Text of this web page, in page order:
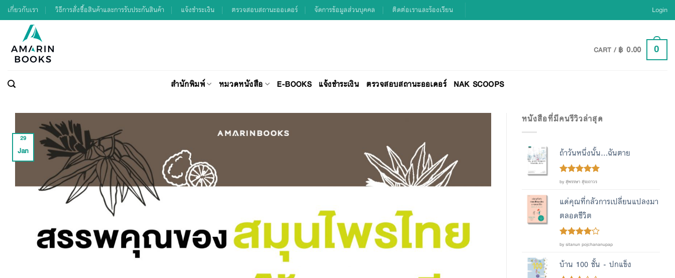
Skip
to
เกี่ยวกับเรา วิธีการสั่งซื้อสินค้าและการรับประกันสินค้า แจ้งชำระเงิน ตรวจสอบสถานะออเดอร์ จัดการข้อมูลส่วนบุคคล ติดต่อเราและร้องเรียน Login
CART /฿ 0.00 0
สำนักพิมพ์ หมวดหนังสือ E-BOOKS แจ้งชำระเงิน ตรวจสอบสถานะออเดอร์ NAK SCOOPS
29
Jan
หนังสือที่มีคนรีวิวล่าสุด
ถ้าวันหนึ่งนั้น...ฉันตาย
Rated 5out
by สุพรรษา สุระถาวร
แด่คุณที่กลัวการเปลี่ยนแปลงมา
ตลอดชีวิต
Rated4
by sitanun pojchananupap
บ้าน 100 ชั้น - ปกแข็ง